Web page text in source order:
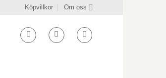
Köpvillkor Om oss